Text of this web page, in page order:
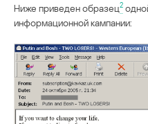
Ниже приведен образец2
информационной кампании: